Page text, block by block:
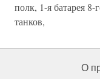
полк, 1-я батарея 8-
танков,
О